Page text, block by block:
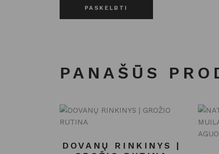
PASKELBTI
PANAŠŪS
DOVANŲ RINKINYS |